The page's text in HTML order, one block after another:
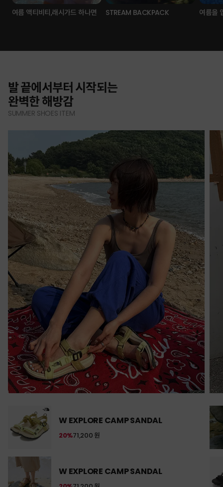
여름 액티비티,래시가드 하나면 STREAM BACKPACK 여름을
발 끝에서부터 시작되는
완벽한 해방감
SUMMER SHOES ITEM
W EXPLORE CAMP SANDAL
71,200 원
20%
W EXPLORE CAMP SANDAL